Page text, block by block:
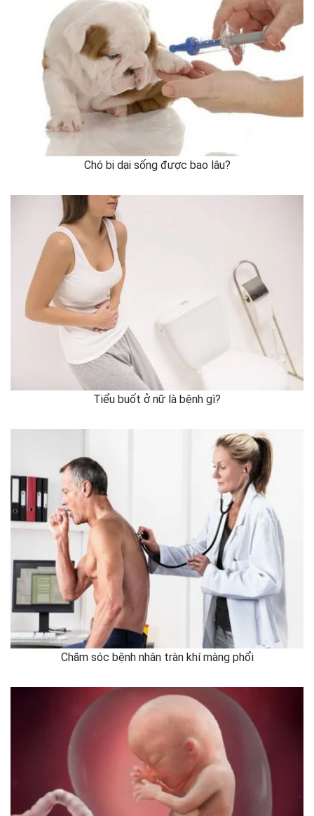
Chó bị dại sống được bao lâu?
Tiểu buốt ở nữ là bệnh gì?
Chăm sóc bệnh nhân tràn khí màng phổi